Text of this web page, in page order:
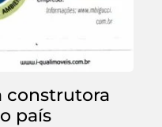
construtora
país